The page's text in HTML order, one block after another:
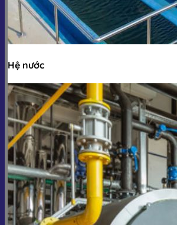
Hệ nước